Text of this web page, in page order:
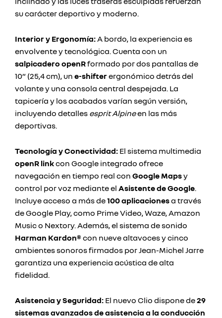
su carácter deportivo y moderno.
Interior y Ergonomía:A bordo, la experiencia es
envolvente y tecnológica. Cuenta con un
salpicadero openRformado por dos pantallas de
10” (25,4 cm), un e-shifterergonómico detrás del
volante y una consola central despejada. La
tapicería y los acabados varían según versión,
incluyendo detalles esprit Alpineen las más
deportivas.
Tecnología y Conectividad: El sistema multimedia
openR linkcon Google integrado ofrece
navegación en tiempo real con Google Mapsy
control por voz mediante el Asistente de Google.
Incluye acceso a más de100 aplicacionesa través
de Google Play, como Prime Video, Waze, Amazon
Music o Nextory. Además, el sistema de sonido
Harman Kardon®con nueve altavoces y cinco
ambientes sonoros firmados por Jean-Michel Jarre
garantiza una experiencia acústica de alta
fidelidad.
Asistencia y Seguridad: El nuevo Clio dispone de29
sistemas avanzados de asistencia a la conducción